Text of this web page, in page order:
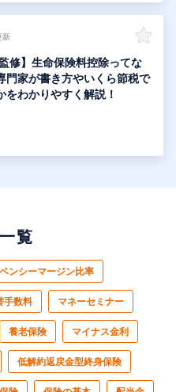
新
監修】生命保険料控除ってな
門家が書き方やいくら節税で
をわかりやすく解説！
覧
ンシーマージン比率
手数料 マネーセミナー
養老保険 マイナス金利
低解約返戻金型終身保険